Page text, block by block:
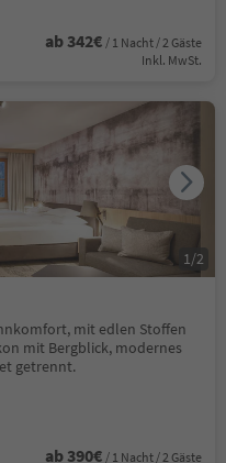
ab 342€ / 1 Nacht / 2 Gäste
Inkl. MwSt.
mit edlen Stoffen
mit Bergblick, modernes
getrennt.
ab 390€ / 1 Nacht / 2 Gäste
1 /2